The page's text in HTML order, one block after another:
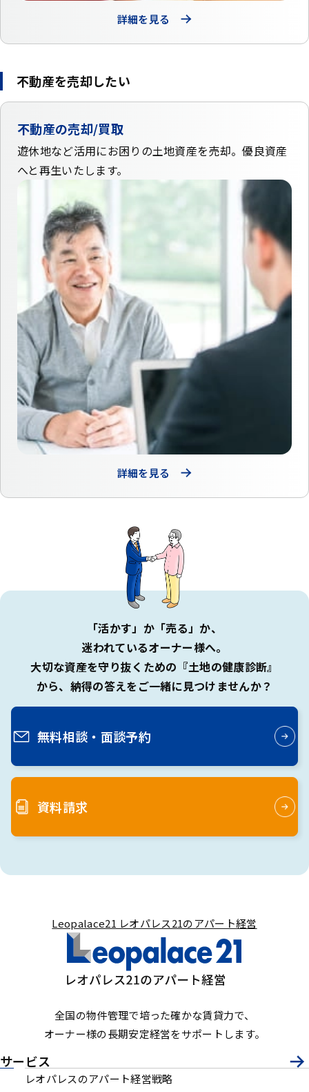
詳細を見る
不動産を売却したい
不動産の売却/買取
遊休地など活用にお困りの土地資産を売却。優良資産
へと再生いたします。
詳細を見る
「活かす」か「売る」か、
迷われているオーナー様へ。
大切な資産を守り抜くための『土地の健康診断』
から、 納得の答えをご一緒に見つけませんか？
無料相談・ 面談予約
資料請求
Leopalace21 レオパレス21のアパート経営
全国の物件管理で培った確かな賃貸力で、
オーナー様の長期安定経営をサポートします。
サービス
レオパレスのアパート経営戦略